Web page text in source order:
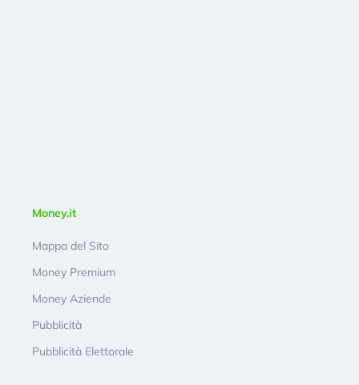
Money.it
Mappa del Sito
Money Premium
Money Aziende
Pubblicità
Pubblicità Elettorale